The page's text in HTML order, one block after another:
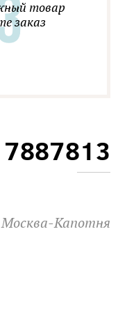
товар
заказ
Москва-Капотня